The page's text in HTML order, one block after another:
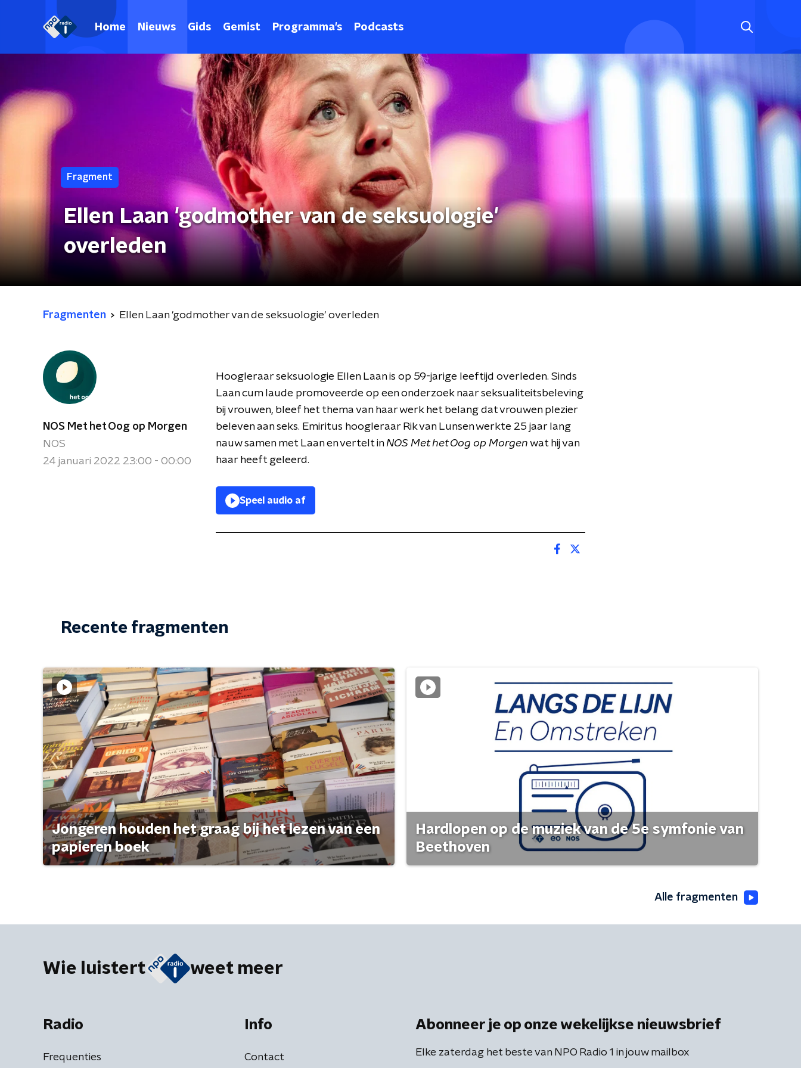
Home Nieuws Gids Gemist Programma's Podcasts
Fragment
Ellen Laan 'godmother van de seksuologie'
overleden
Fragmenten Ellen Laan 'godmother van de seksuologie' overleden
NOS Met het Oog op Morgen
NOS
24 januari 2022 23:00 - 00:00
Hoogleraar seksuologie Ellen Laan is op 59-jarige leeftijd overleden. Sinds
Laan cum laude promoveerde op een onderzoek naar seksualiteitsbeleving
bij vrouwen, bleef het thema van haar werk het belang dat vrouwen plezier
beleven aan seks. Emiritus hoogleraar Rik van Lunsen werkte 25 jaar lang
nauw samen met Laan en vertelt inNOS Met het Oog op Morgen wat hij van
haar heeft geleerd.
Speel audio af
Recente fragmenten
Jongeren houden het graag bij het lezen van een
papieren boek
Hardlopen op de muziek van de 5e symfonie van
Beethoven
Alle fragmenten
Wie luistert weet meer
Radio
Frequenties
Info
Contact
Abonneer je op onze wekelijkse nieuwsbrief
Elke zaterdag het beste van NPO Radio 1 in jouw mailbox